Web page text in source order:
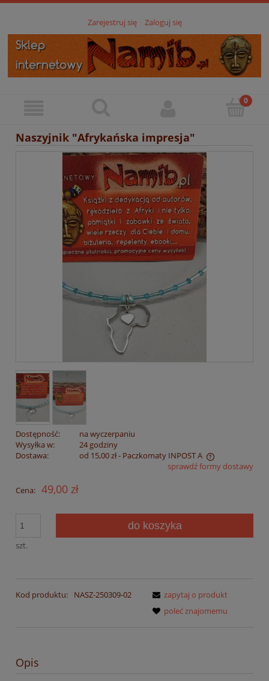
Zarejestruj się Zaloguj się
Naszyjnik "Afrykańska impresja"
Dostępność:
na wyczerpaniu
Wysyłka w:
24 godziny
Dostawa:
od 15,00 zł- Paczkomaty INPOST A
Cena nie zawiera ewentualnych kosztów płatnościsprawdź formy dostawy
Cena: 49,00 zł
szt.
do koszyka
Kod produktu: NASZ-250309-02
zapytaj o produkt
poleć znajomemu
Opis